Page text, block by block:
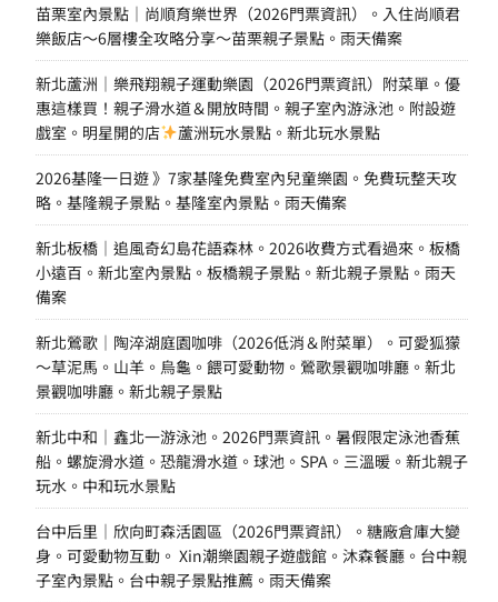
苗栗室內景點｜尚順育樂世界（2026門票資訊）。入住尚順君
樂飯店～6層樓全攻略分享～苗栗親子景點。雨天備案
新北蘆洲｜樂飛翔親子運動樂園（2026門票資訊）附菜單。優
惠這樣買！親子滑水道＆開放時間。親子室內游泳池。附設遊
戲室。明星開的店
蘆洲玩水景點。新北玩水景點
2026基隆一日遊 》7家基隆免費室內兒童樂園。免費玩整天攻
略。基隆親子景點。基隆室內景點。雨天備案
新北板橋｜追風奇幻島花語森林。2026收費方式看過來。板橋
小遠百。新北室內景點。板橋親子景點。新北親子景點。雨天
備案
新北鶯歌｜陶淬湖庭園咖啡（2026低消＆附菜單）。可愛狐獴
～草泥馬。山羊。烏龜。餵可愛動物。鶯歌景觀咖啡廳。新北
景觀咖啡廳。新北親子景點
新北中和｜鑫北一游泳池。2026門票資訊。暑假限定泳池香蕉
船。螺旋滑水道。恐龍滑水道。球池。SPA。三溫暖。新北親子
玩水。中和玩水景點
台中后里｜欣向町森活園區（2026門票資訊）。糖廠倉庫大變
身。可愛動物互動。 Xin潮樂園親子遊戲館。沐森餐廳。台中親
子室內景點。台中親子景點推薦。雨天備案